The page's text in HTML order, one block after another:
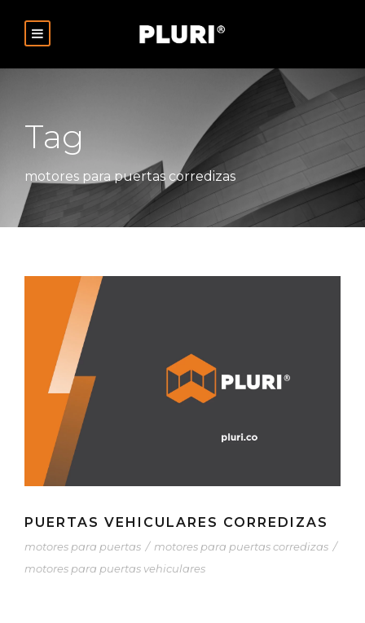
Tag
motores para puertas corredizas
PUERTAS VEHICULARES CORREDIZAS
motores para puertas / motores para puertas corredizas /
motores para puertas vehiculares